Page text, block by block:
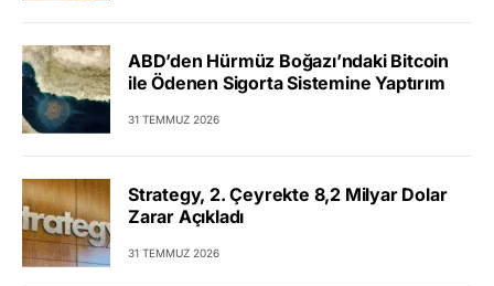
ABD’den Hürmüz Boğazı’ndaki Bitcoin
ile Ödenen Sigorta Sistemine Yaptırım
31 TEMMUZ 2026
Strategy, 2. Çeyrekte 8,2 Milyar Dolar
Zarar Açıkladı
31 TEMMUZ 2026